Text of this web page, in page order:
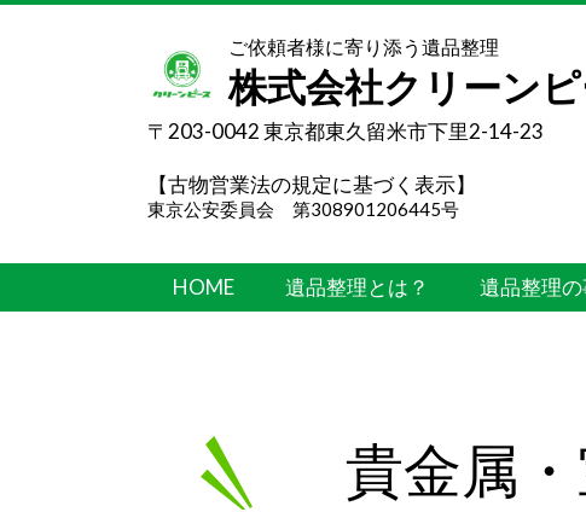
ご依頼者様に寄り添う遺品整理
株式会社クリーン
〒203-0042 東京都東久留米市下里2-14-23
【古物営業法の規定に基づく表示】
東京公安委員会 第308901206445号
HOME 遺品整理とは？ 遺品整理
貴金属